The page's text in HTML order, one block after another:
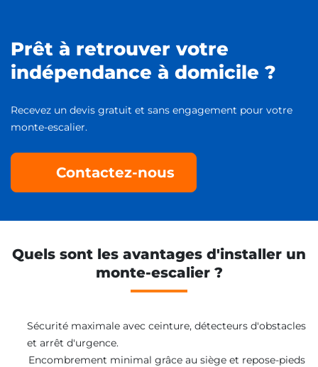
Prêt à retrouver votre
indépendance à domicile ?
Recevez un devis gratuit et sans engagement pour votre
monte-escalier.
Contactez-nous
Quels sont les avantages d'installer un
monte-escalier ?
Sécurité maximale avec ceinture, détecteurs d'obstacles
et arrêt d'urgence.
Encombrement minimal grâce au siège et repose-pieds